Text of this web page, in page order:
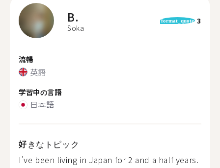
B.
Soka
format_quote 3
流暢
英語
学習中の言語
日本語
好きなトピック
I've been living in Japan for 2 and a half years.